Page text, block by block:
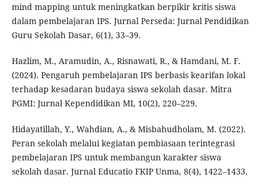
mind mapping untuk meningkatkan berpikir kritis siswa
dalam pembelajaran IPS. Jurnal Perseda: Jurnal Pendidikan
Guru Sekolah Dasar, 6(1), 33–39.
Hazlim, M., Aramudin, A., Risnawati, R., & Hamdani, M. F.
(2024). Pengaruh pembelajaran IPS berbasis kearifan lokal
terhadap kesadaran budaya siswa sekolah dasar. Mitra
PGMI: Jurnal Kependidikan MI, 10(2), 220–229.
Hidayatillah, Y., Wahdian, A., & Misbahudholam, M. (2022).
Peran sekolah melalui kegiatan pembiasaan terintegrasi
pembelajaran IPS untuk membangun karakter siswa
sekolah dasar. Jurnal Educatio FKIP Unma, 8(4), 1422–1433.